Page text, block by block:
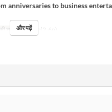
anniversaries to business
श्रेणी Private(2-6p)
और पढ़ें